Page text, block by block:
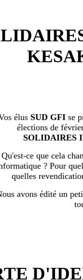
élus SUD GFI se
élections de
SOLIDAIRES
Qu'est-ce que cela
? Pour
quelles
avons édité un